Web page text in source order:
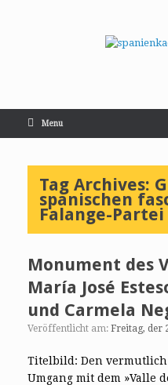
Menu
Tag Archives:
spanischen
Falange-Partei
Monument des
María José
und Carmela
Veröffentlicht am: Freitag, der
Titelbild: Den vermutlich
Umgang mit dem »Valle